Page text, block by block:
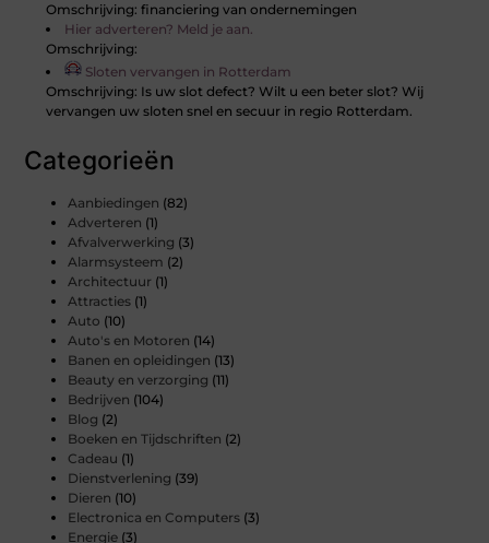
Omschrijving: financiering van ondernemingen
Hier adverteren? Meld je aan.
Omschrijving:
Sloten vervangen in Rotterdam
Omschrijving: Is uw slot defect? Wilt u een beter slot? Wij
vervangen uw sloten snel en secuur in regio Rotterdam.
Categorieën
Aanbiedingen (82)
Adverteren (1)
Afvalverwerking (3)
Alarmsysteem (2)
Architectuur (1)
Attracties (1)
Auto (10)
Auto's en Motoren (14)
Banen en opleidingen (13)
Beauty en verzorging (11)
Bedrijven (104)
Blog (2)
Boeken en Tijdschriften (2)
Cadeau (1)
Dienstverlening (39)
Dieren (10)
Electronica en Computers (3)
Energie (3)